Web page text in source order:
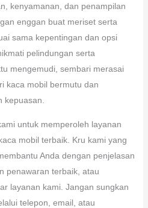
kenyamanan, dan penampilan
enggan buat meriset serta
sama kepentingan dan opsi
pelindungan serta
mengemudi, sembari merasai
kaca mobil bermutu dan
kepuasan.
untuk memperoleh layanan
mobil terbaik. Kru kami yang
Anda dengan penjelasan
penawaran terbaik, atau
layanan kami. Jangan sungkan
telepon, email, atau